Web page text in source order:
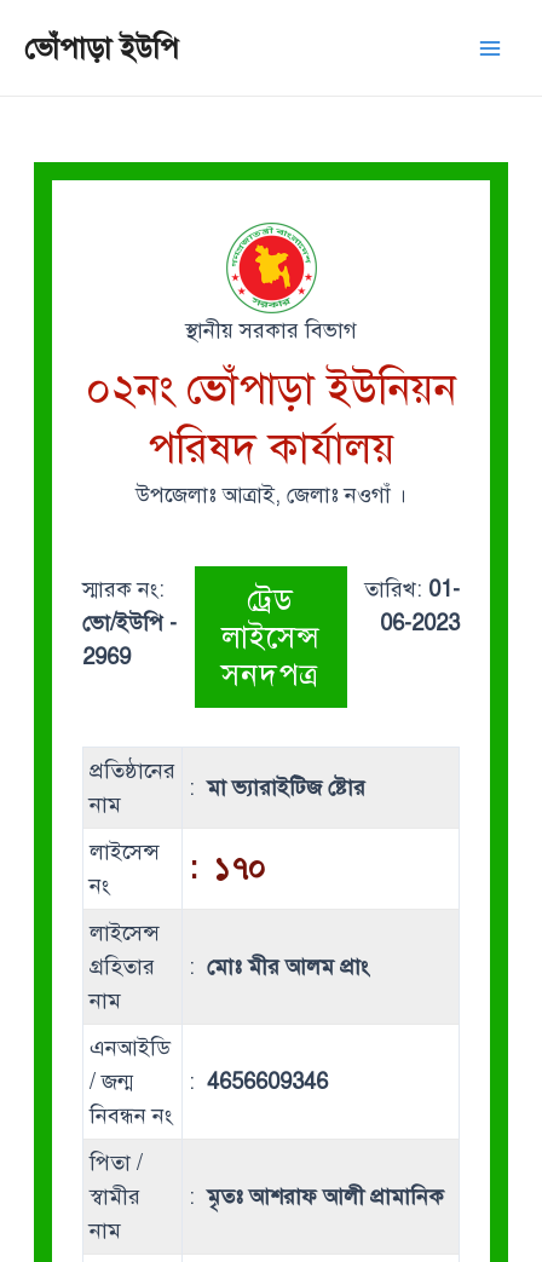
ভোঁপাড়া ইউপি
স্থানীয় সরকার বিভাগ
০২নং ভোঁপাড়া ইউনিয়ন
পরিষদ কার্যালয়
উপজেলাঃ আত্রাই, জেলাঃ নওগাঁ ।
স্মারক নং:
ভো/ইউপি -
2969
ট্রেড
লাইসেন্স
সনদপত্র
তারিখ: 01-
06-2023
প্রতিষ্ঠানের
নাম
:মা ভ্যারাইটিজ ষ্টোর
লাইসেন্স
নং
: ১৭০
লাইসেন্স
গ্রহিতার
নাম
: মোঃ মীর আলম প্রাং
এনআইডি
/ জন্ম
নিবন্ধন নং
: 4656609346
পিতা /
স্বামীর
নাম
:মৃতঃ আশরাফ আলী প্রামানিক